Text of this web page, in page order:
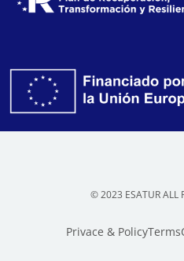
© 2023 ESATUR ALL
Privace & PolicyTerms